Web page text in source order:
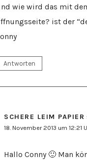
wie wird das mit
ist der
Antworten
SCHERE LEIM PAPIER
18. November 2013 um 12:21
Hallo Conny 🙂 Man